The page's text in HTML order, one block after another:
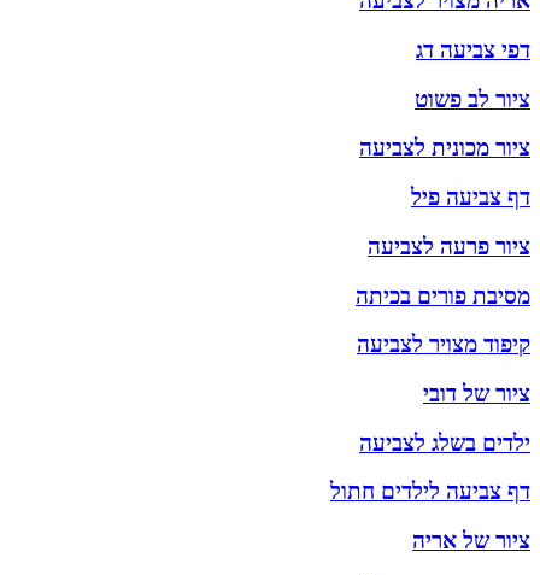
דפי צביעה דג
ציור לב פשוט
ציור מכונית לצביעה
דף צביעה פיל
ציור פרעה לצביעה
מסיבת פורים בכיתה
קיפוד מצויר לצביעה
ציור של דובי
ילדים בשלג לצביעה
דף צביעה לילדים חתול
ציור של אריה